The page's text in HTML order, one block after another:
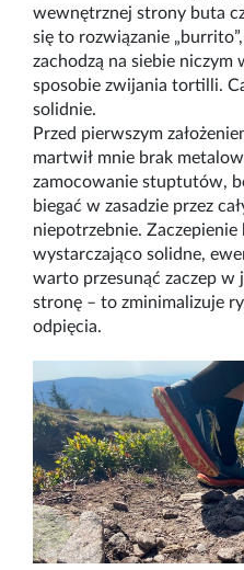
wewnętrznej strony buta
się to rozwiązanie „burrito
zachodzą na siebie niczym
sposobie zwijania tortilli.
solidnie.
Przed pierwszym
martwił mnie brak
zamocowanie stuptutów,
biegać w zasadzie przez
niepotrzebnie.
wystarczająco solidne,
warto przesunąć zaczep w
stronę – to zminimalizuje
odpięcia.